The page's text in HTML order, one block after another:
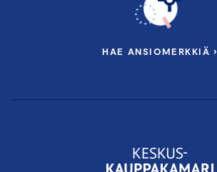
HAE ANSIOMERKKIÄ ›